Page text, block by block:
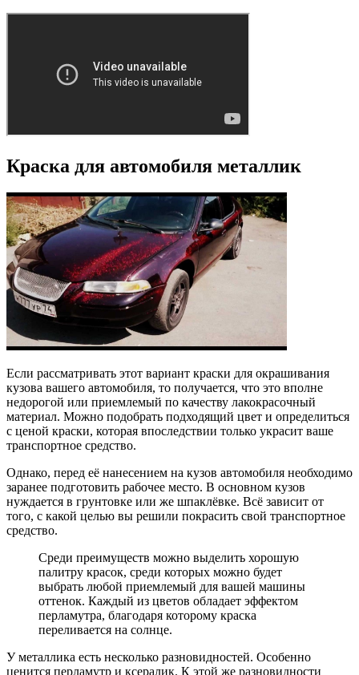
Краска для автомобиля металлик
Если рассматривать этот вариант краски для окрашивания
кузова вашего автомобиля, то получается, что это вполне
недорогой или приемлемый по качеству лакокрасочный
материал. Можно подобрать подходящий цвет и определиться
с ценой краски, которая впоследствии только украсит ваше
транспортное средство.
Однако, перед её нанесением на кузов автомобиля необходимо
заранее подготовить рабочее место. В основном кузов
нуждается в грунтовке или же шпаклёвке. Всё зависит от
того, с какой целью вы решили покрасить свой транспортное
средство.
Среди преимуществ можно выделить хорошую
палитру красок, среди которых можно будет
выбрать любой приемлемый для вашей машины
оттенок. Каждый из цветов обладает эффектом
перламутра, благодаря которому краска
переливается на солнце.
У металлика есть несколько разновидностей. Особенно
ценится перламутр и ксералик. К этой же разновидности